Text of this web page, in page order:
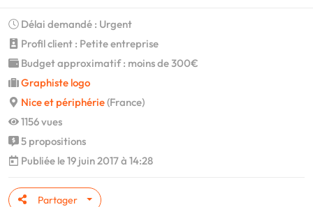
Délai demandé : Urgent
Profil client : Petite entreprise
Budget approximatif : moins de 300€
Graphiste logo
Nice et périphérie(France)
1156 vues
5 propositions
Publiée le 19 juin 2017 à 14:28
Partager